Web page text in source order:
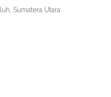
Sumatera Utara